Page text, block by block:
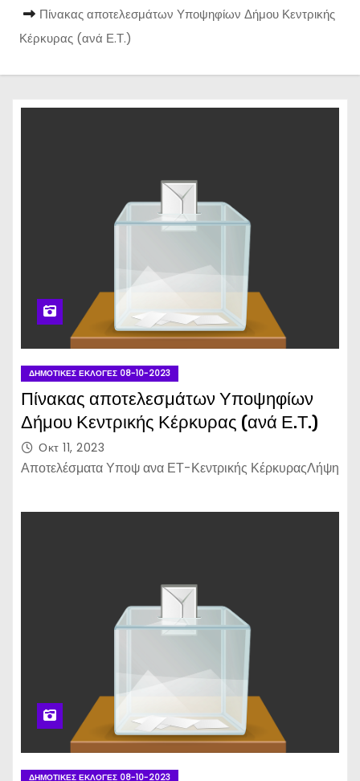
Πίνακας αποτελεσμάτων Υποψηφίων Δήμου Κεντρικής
Κέρκυρας (ανά Ε.Τ.)
ΔΗΜΟΤΙΚΈΣ ΕΚΛΟΓΈΣ 08-10-2023
Πίνακας αποτελεσμάτων Υποψηφίων
Δήμου Κεντρικής Κέρκυρας (ανά Ε.Τ.)
Οκτ 11, 2023
Αποτελέσματα Υποψ ανα ΕΤ-Κεντρικής ΚέρκυραςΛήψη
ΔΗΜΟΤΙΚΈΣ ΕΚΛΟΓΈΣ 08-10-2023